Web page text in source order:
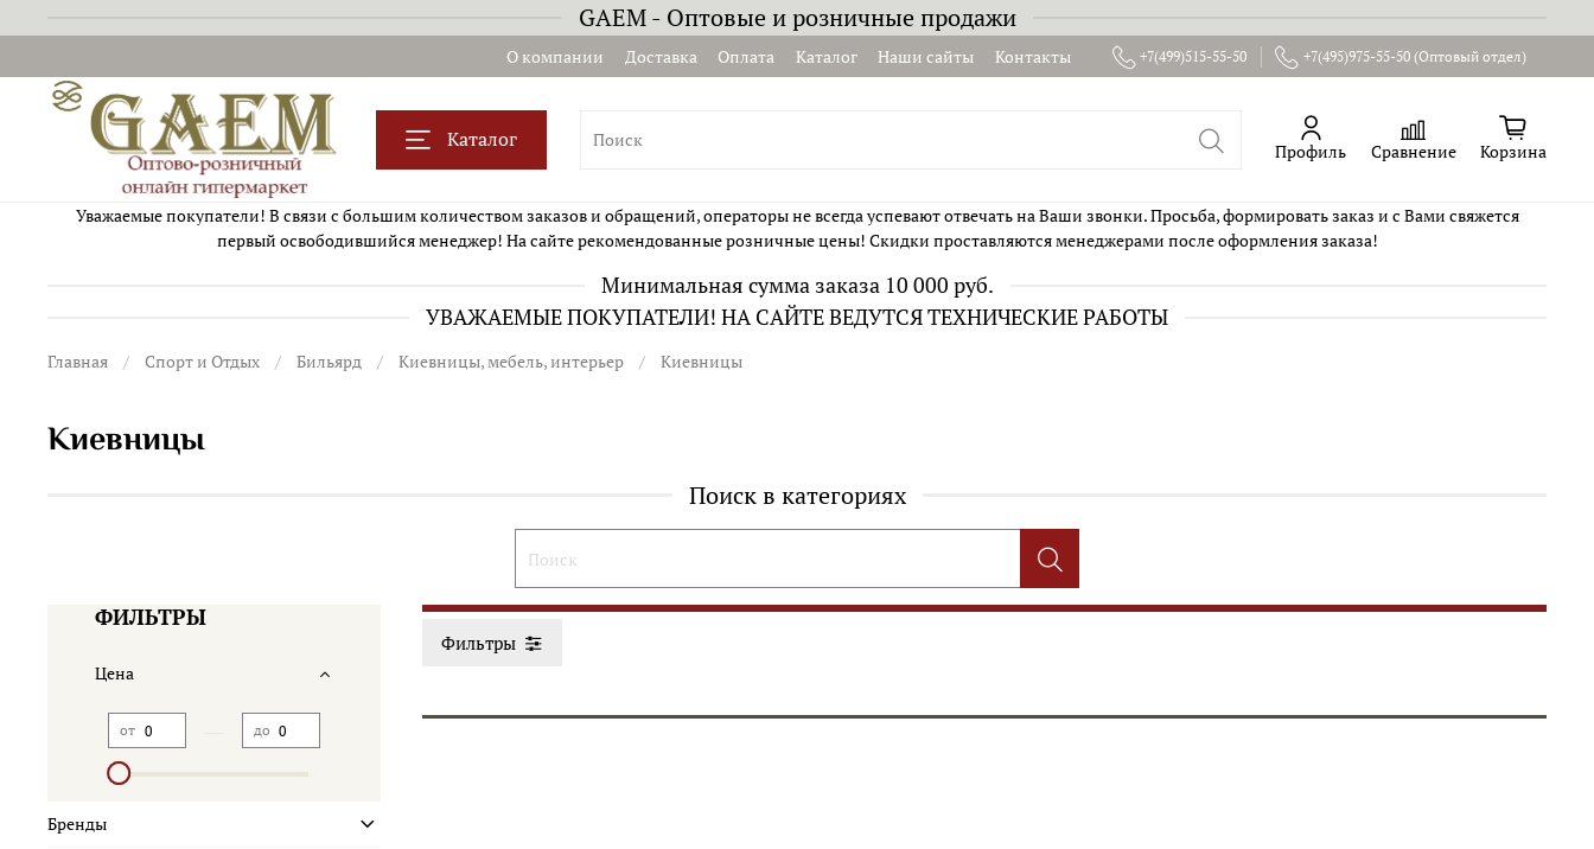
GAEM - Оптовые и розничные продажи
О компании Доставка Оплата Каталог Наши сайты Контакты +7(499)515-55-50 +7(495)975-55-50 (Оптовый отдел)
Каталог Профиль Сравнение Корзина
Уважаемые покупатели! В связи с большим количеством заказов и обращений, операторы не всегда успевают отвечать на Ваши звонки. Просьба, формировать заказ и с Вами свяжется
первый освободившийся менеджер! На сайте рекомендованные розничные цены! Скидки проставляются менеджерами после оформления заказа!
Минимальная сумма заказа 10 000 руб.
УВАЖАЕМЫЕ ПОКУПАТЕЛИ! НА САЙТЕ ВЕДУТСЯ ТЕХНИЧЕСКИЕ РАБОТЫ
Главная Спорт и Отдых Бильярд Киевницы, мебель, интерьер Киевницы
Киевницы
Поиск в категориях
Фильтры
ФИЛЬТРЫ
Цена
от до
Бренды